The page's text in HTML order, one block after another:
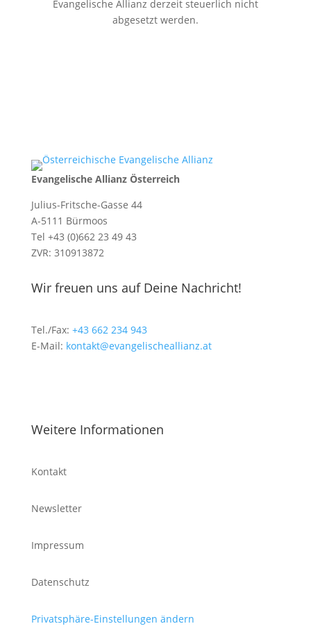
Evangelische Allianz derzeit steuerlich nicht
abgesetzt werden.
Evangelische Allianz Österreich
Julius-Fritsche-Gasse 44
A-5111 Bürmoos
Tel +43 (0)662 23 49 43
ZVR: 310913872
Wir freuen uns auf Deine Nachricht!
Tel./Fax: +43 662 234 943
E-Mail: kontakt@evangelischeallianz.at
Weitere Informationen
Kontakt
Newsletter
Impressum
Datenschutz
Privatsphäre-Einstellungen ändern